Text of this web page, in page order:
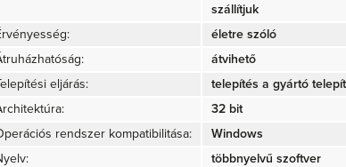
szállítjuk
életre szóló
átvihető
eljárás:
telepítés a gyártó
32 bit
rendszer kompatibilitása:
Windows
többnyelvű szoftver